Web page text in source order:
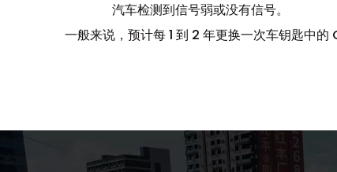
汽车检测到信号弱或没有信号。
一般来说，预计每 1 到 2 年更换一次车钥匙中的